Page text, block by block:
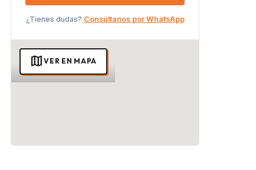
¿Tienes dudas? Consúltanos por WhatsApp
mapVER EN MAPA